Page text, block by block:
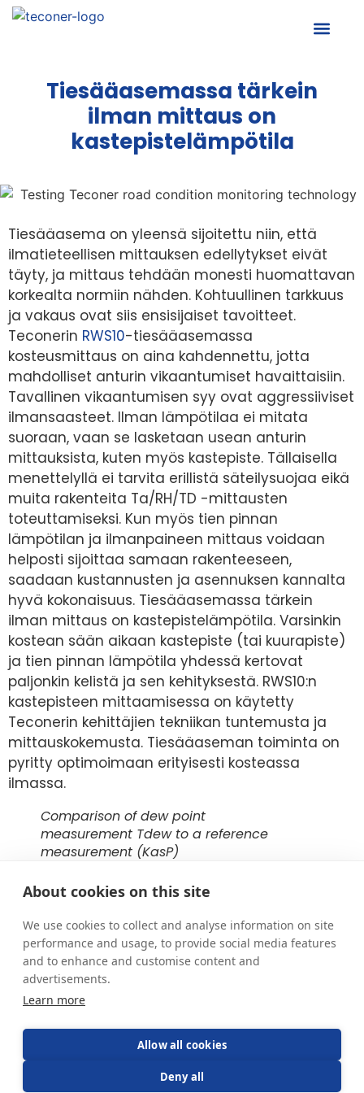
Tiesääasemassa tärkein
ilman mittaus on
kastepistelämpötila
Tiesääasema on yleensä sijoitettu niin, että
ilmatieteellisen mittauksen edellytykset eivät
täyty, ja mittaus tehdään monesti huomattavan
korkealta normiin nähden. Kohtuullinen tarkkuus
ja vakaus ovat siis ensisijaiset tavoitteet.
Teconerin RWS10-tiesääasemassa
kosteusmittaus on aina kahdennettu, jotta
mahdolliset anturin vikaantumiset havaittaisiin.
Tavallinen vikaantumisen syy ovat aggressiiviset
ilmansaasteet. Ilman lämpötilaa ei mitata
suoraan, vaan se lasketaan usean anturin
mittauksista, kuten myös kastepiste. Tällaisella
menettelyllä ei tarvita erillistä säteilysuojaa eikä
muita rakenteita Ta/RH/TD -mittausten
toteuttamiseksi. Kun myös tien pinnan
lämpötilan ja ilmanpaineen mittaus voidaan
helposti sijoittaa samaan rakenteeseen,
saadaan kustannusten ja asennuksen kannalta
hyvä kokonaisuus. Tiesääasemassa tärkein
ilman mittaus on kastepistelämpötila. Varsinkin
kostean sään aikaan kastepiste (tai kuurapiste)
ja tien pinnan lämpötila yhdessä kertovat
paljonkin kelistä ja sen kehityksestä. RWS10:n
kastepisteen mittaamisessa on käytetty
Teconerin kehittäjien tekniikan tuntemusta ja
mittauskokemusta. Tiesääaseman toiminta on
pyritty optimoimaan erityisesti kosteassa
ilmassa.
Comparison of dew point
measurement Tdew to a reference
measurement (KasP)
Comparison of Tsurf and Tdew
Comparison of Tair to a reference
measurement of air temperature
(Ilma)
Nähdään Wienissä syyskuussa!
About cookies on this site
We use cookies to collect and analyse information on site
performance and usage, to provide social media features
and to enhance and customise content and
advertisements.
Learn more
Allow all cookies
Deny all